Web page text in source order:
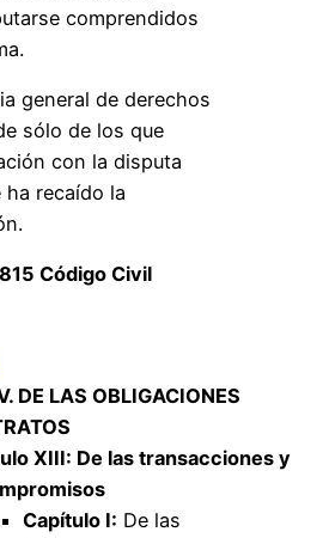
comprendidos
general de derechos
sólo de los que
con la disputa
ha recaído la
Código Civil
DE LAS OBLIGACIONES
XIII: De las transacciones y
Capítulo I: De las